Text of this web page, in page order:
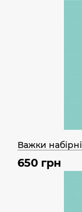
Важки набірні
650 грн